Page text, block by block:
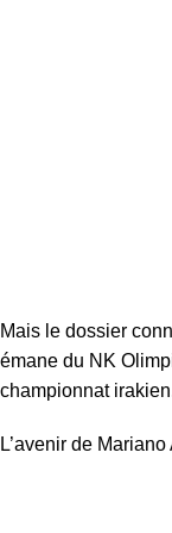
Mais le dossier
émane du NK
championnat
L’avenir de